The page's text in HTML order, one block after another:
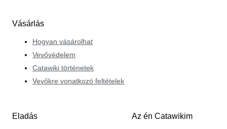
Vásárlás
Hogyan vásárolhat
Vevővédelem
Catawiki történetek
Vevőkre vonatkozó feltételek
Eladás Az én Catawikim